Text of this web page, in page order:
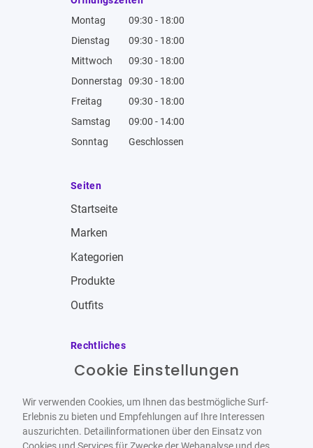
Montag
09:30 - 18:00
Dienstag
09:30 - 18:00
Mittwoch
09:30 - 18:00
Donnerstag
09:30 - 18:00
Freitag
09:30 - 18:00
Samstag
09:00 - 14:00
Sonntag
Geschlossen
Seiten
Startseite
Marken
Kategorien
Produkte
Outfits
Rechtliches
Impressum
Datenschutzbestimmungen
Widerrufsbelehrung
Cookie Einstellungen
Wir verwenden Cookies, um Ihnen das bestmögliche Surf-
Erlebnis zu bieten und Empfehlungen auf Ihre Interessen
auszurichten. Detailinformationen über den Einsatz von
Cookies und Services für Zwecke der Webanalyse und des